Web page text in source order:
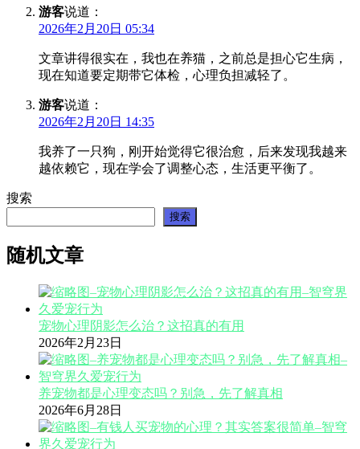
游客说道：
2026年2月20日 05:34
文章讲得很实在，我也在养猫，之前总是担心它生病，
现在知道要定期带它体检，心理负担减轻了。
游客说道：
2026年2月20日 14:35
我养了一只狗，刚开始觉得它很治愈，后来发现我越来
越依赖它，现在学会了调整心态，生活更平衡了。
搜索
搜索
随机文章
宠物心理阴影怎么治？这招真的有用
2026年2月23日
养宠物都是心理变态吗？别急，先了解真相
2026年6月28日